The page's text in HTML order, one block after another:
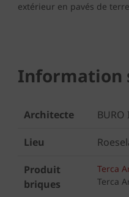
extérieur en pavés de
Information
Architecte BURO
Lieu
Produit
briques
Terca
Terca